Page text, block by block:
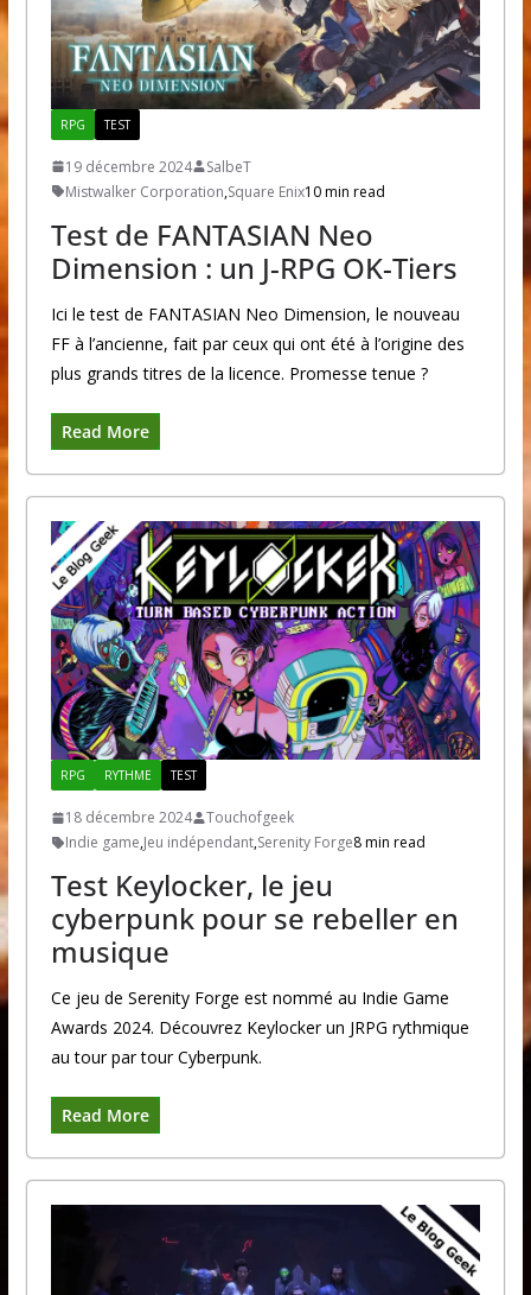
RPG TEST
19 décembre 2024
SalbeT
Mistwalker Corporation,Square Enix10 min read
Test de FANTASIAN Neo
Dimension : un J-RPG OK-Tiers
Ici le test de FANTASIAN Neo Dimension, le nouveau
FF à l’ancienne, fait par ceux qui ont été à l’origine des
plus grands titres de la licence. Promesse tenue ?
Read More
RPG RYTHME TEST
18 décembre 2024
Touchofgeek
Indie game,Jeu indépendant,Serenity Forge8 min read
Test Keylocker, le jeu
cyberpunk pour se rebeller en
musique
Ce jeu de Serenity Forge est nommé au Indie Game
Awards 2024. Découvrez Keylocker un JRPG rythmique
au tour par tour Cyberpunk.
Read More